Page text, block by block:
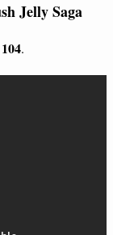
Jelly Saga
.